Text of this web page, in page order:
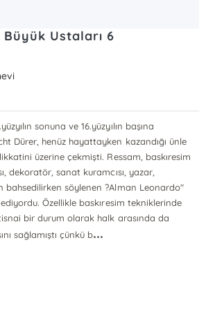
Ustaları 6
sonuna ve 16.yüzyılın başına
Dürer, henüz hayattayken kazandığı ünle
üzerine çekmişti. Ressam, baskıresim
dekoratör, sanat kuramcısı, yazar,
bahsedilirken söylenen ?Alman Leonardo"
Özellikle baskıresim tekniklerinde
bir durum olarak halk arasında da
sağlamıştı çünkü b...